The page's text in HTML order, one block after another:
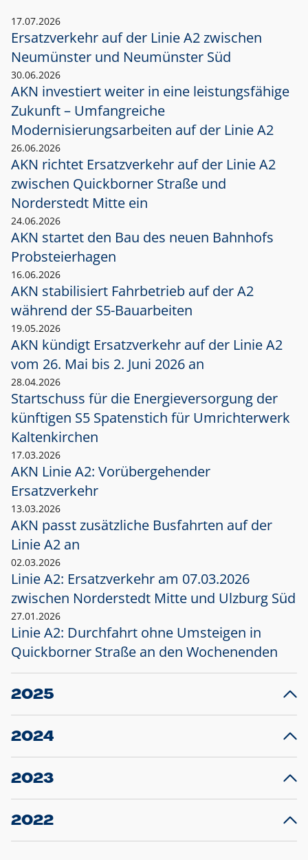
17.07.2026
Ersatzverkehr auf der Linie A2 zwischen
Neumünster und Neumünster Süd
30.06.2026
AKN investiert weiter in eine leistungsfähige
Zukunft – Umfangreiche
Modernisierungsarbeiten auf der Linie A2
26.06.2026
AKN richtet Ersatzverkehr auf der Linie A2
zwischen Quickborner Straße und
Norderstedt Mitte ein
24.06.2026
AKN startet den Bau des neuen Bahnhofs
Probsteierhagen
16.06.2026
AKN stabilisiert Fahrbetrieb auf der A2
während der S5-Bauarbeiten
19.05.2026
AKN kündigt Ersatzverkehr auf der Linie A2
vom 26. Mai bis 2. Juni 2026 an
28.04.2026
Startschuss für die Energieversorgung der
künftigen S5 Spatenstich für Umrichterwerk
Kaltenkirchen
17.03.2026
AKN Linie A2: Vorübergehender
Ersatzverkehr
13.03.2026
AKN passt zusätzliche Busfahrten auf der
Linie A2 an
02.03.2026
Linie A2: Ersatzverkehr am 07.03.2026
zwischen Norderstedt Mitte und Ulzburg Süd
27.01.2026
Linie A2: Durchfahrt ohne Umsteigen in
Quickborner Straße an den Wochenenden
2025
23.12.2025
Projekt S5: Start der Bauarbeiten am
2024
10.12.2024
Großprojekt S5: Sperrung der Bahnstraße in
2023
20.12.2023
Schleswig-Holstein verlängert den
2022
22.12.2022